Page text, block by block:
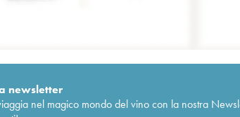
newsletter
nel magico mondo del vino con la nostra